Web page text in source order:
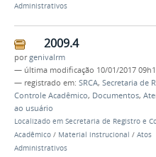
Administrativos
2009.4
porgenivalrm
— última modificação 10/01/2017
— registrado em: SRCA, Secretaria de
Controle Acadêmico, Documentos,
ao usuário
Localizado em Secretaria de Registro e
Acadêmico / Material instrucional / Atos
Administrativos